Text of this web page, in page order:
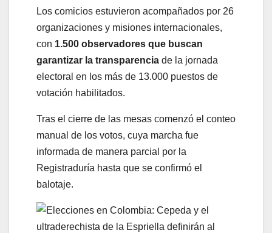
Los comicios estuvieron acompañados por 26
organizaciones y misiones internacionales,
con 1.500 observadores que buscan
garantizar la transparencia de la jornada
electoral en los más de 13.000 puestos de
votación habilitados.
Tras el cierre de las mesas comenzó el conteo
manual de los votos, cuya marcha fue
informada de manera parcial por la
Registraduría hasta que se confirmó el
balotaje.